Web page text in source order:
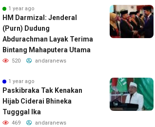
1 year ago
HM Darmizal: Jenderal
(Purn) Dudung
Abdurachman Layak Terima
Bintang Mahaputera Utama
520 andaranews
1 year ago
Paskibraka Tak Kenakan
Hijab Ciderai Bhineka
Tugggal Ika
469 andaranews